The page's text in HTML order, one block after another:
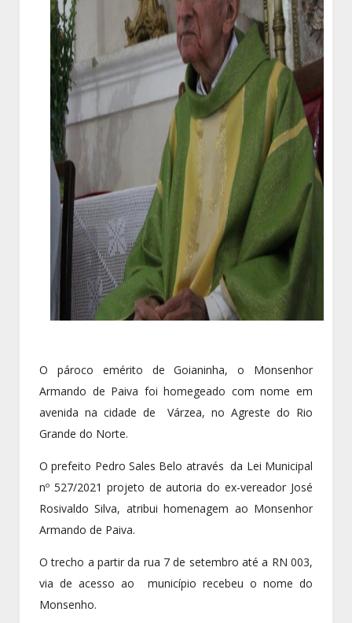
O pároco emérito de Goianinha, o Monsenhor
Armando de Paiva foi homegeado com nome em
avenida na cidade de Várzea, no Agreste do Rio
Grande do Norte.
O prefeito Pedro Sales Belo através da Lei Municipal
nº 527/2021 projeto de autoria do ex-vereador José
Rosivaldo Silva, atribui homenagem ao Monsenhor
Armando de Paiva.
O trecho a partir da rua 7 de setembro até a RN 003,
via de acesso ao município recebeu o nome do
Monsenho.